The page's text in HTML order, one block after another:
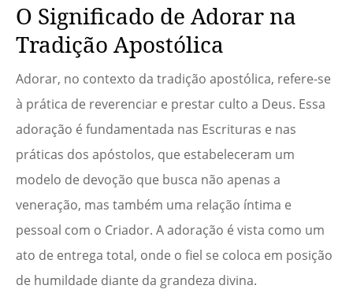
O Significado de Adorar na
Tradição Apostólica
Adorar, no contexto da tradição apostólica, refere-se
à prática de reverenciar e prestar culto a Deus. Essa
adoração é fundamentada nas Escrituras e nas
práticas dos apóstolos, que estabeleceram um
modelo de devoção que busca não apenas a
veneração, mas também uma relação íntima e
pessoal com o Criador. A adoração é vista como um
ato de entrega total, onde o fiel se coloca em posição
de humildade diante da grandeza divina.